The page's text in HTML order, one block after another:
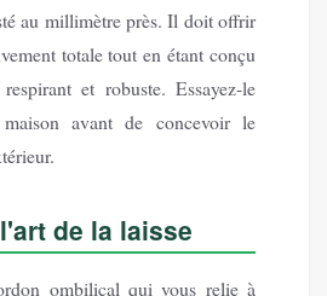
au millimètre près. Il doit offrir
totale tout en étant conçu
et robuste. Essayez-le
avant de concevoir le
de la laisse
ombilical qui vous relie à